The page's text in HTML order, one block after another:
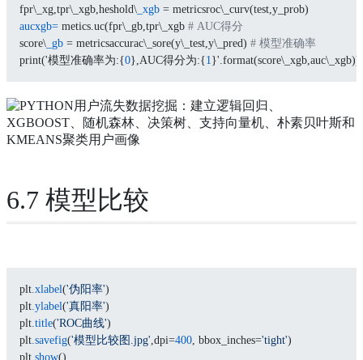
fpr\_xg,tpr\_xgb,heshold\ _xgb = metricsroc\_curv(test,y_prob)
aucxgb= metics.uc(fpr\_gb,tpr\_xgb # AUC得分
score\ _gb = metricsaccurac\_sore(y\_test,y\_pred) # 模型准确率
print('模型准确率为:{0},AUC得分为:{1 }'.format(score\_xgb,auc\_xgb))
6.7 模型比较
plt .xlabel('伪阳率')
plt .ylabel('真阳率')
plt .title('ROC曲线')
plt .savefig('模型比较图.jpg' ,dpi=400 , bbox_inches='tight')
plt .show()